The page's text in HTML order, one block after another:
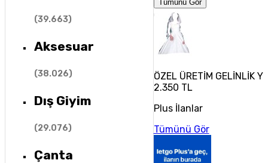
(39.663)
Aksesuar
(38.026)
Dış Giyim
(29.076)
Çanta
Tümünü Gör
ÖZEL ÜRETİM GELİNLİK
2.350 TL
Plus İlanlar
Tümünü Gör